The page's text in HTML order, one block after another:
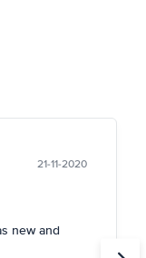
21-11-2020
new and